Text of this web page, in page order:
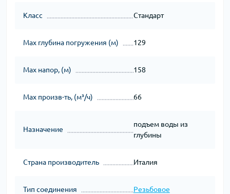
Класс Стандарт
Мах глубина погружения (м) 129
Мах напор, (м) 158
Мах произв-ть, (м³/ч) 66
Назначение
подъем воды из
глубины
Страна производитель Италия
Тип соединения Резьбовое